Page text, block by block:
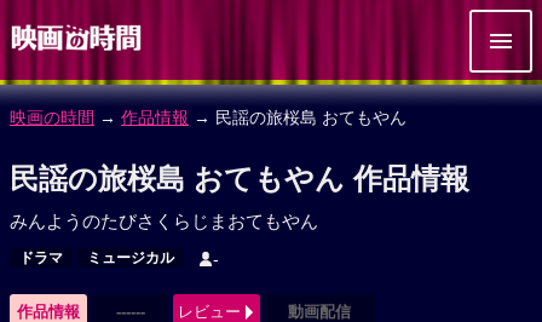
映画の時間 → 作品情報 → 民謡の旅桜島 おてもやん
民謡の旅桜島 おてもやん 作品情報
みんようのたびさくらじまおてもやん
ドラマ ミュージカル -
作品情報 ------ レビュー 動画配信